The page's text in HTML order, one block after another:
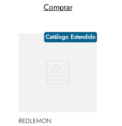
Comprar
Catálogo Extendido
REDLEMON